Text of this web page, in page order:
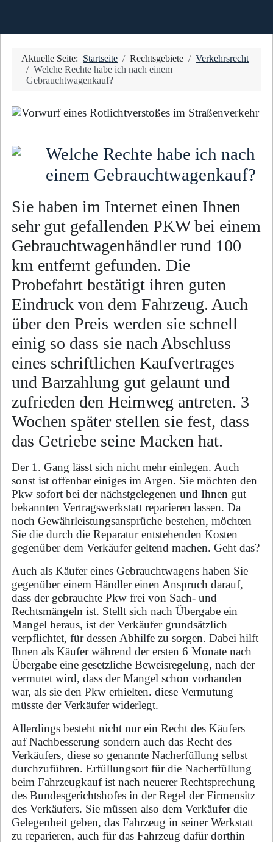
Aktuelle Seite: Startseite Rechtsgebiete
Verkehrsrecht
Welche Rechte habe ich nach einem
Gebrauchtwagenkauf?
Welche Rechte habe ich nach
einem Gebrauchtwagenkauf?
Sie haben im Internet einen Ihnen
sehr gut gefallenden PKW bei einem
Gebrauchtwagenhändler rund 100
km entfernt gefunden. Die
Probefahrt bestätigt ihren guten
Eindruck von dem Fahrzeug. Auch
über den Preis werden sie schnell
einig so dass sie nach Abschluss
eines schriftlichen Kaufvertrages
und Barzahlung gut gelaunt und
zufrieden den Heimweg antreten. 3
Wochen später stellen sie fest, dass
das Getriebe seine Macken hat.
Der 1. Gang lässt sich nicht mehr einlegen. Auch
sonst ist offenbar einiges im Argen. Sie möchten den
Pkw sofort bei der nächstgelegenen und Ihnen gut
bekannten Vertragswerkstatt reparieren lassen. Da
noch Gewährleistungsansprüche bestehen, möchten
Sie die durch die Reparatur entstehenden Kosten
gegenüber dem Verkäufer geltend machen. Geht das?
Auch als Käufer eines Gebrauchtwagens haben Sie
gegenüber einem Händler einen Anspruch darauf,
dass der gebrauchte Pkw frei von Sach- und
Rechtsmängeln ist. Stellt sich nach Übergabe ein
Mangel heraus, ist der Verkäufer grundsätzlich
verpflichtet, für dessen Abhilfe zu sorgen. Dabei hilft
Ihnen als Käufer während der ersten 6 Monate nach
Übergabe eine gesetzliche Beweisregelung, nach der
vermutet wird, dass der Mangel schon vorhanden
war, als sie den Pkw erhielten. diese Vermutung
müsste der Verkäufer widerlegt.
Allerdings besteht nicht nur ein Recht des Käufers
auf Nachbesserung sondern auch das Recht des
Verkäufers, diese so genannte Nacherfüllung selbst
durchzuführen. Erfüllungsort für die Nacherfüllung
beim Fahrzeugkauf ist nach neuerer Rechtsprechung
des Bundesgerichtshofes in der Regel der Firmensitz
des Verkäufers. Sie müssen also dem Verkäufer die
Gelegenheit geben, das Fahrzeug in seiner Werkstatt
zu reparieren, auch für das Fahrzeug dafür dorthin